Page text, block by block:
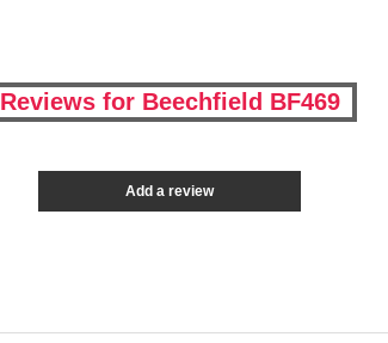
Reviews for Beechfield BF469
Add a review